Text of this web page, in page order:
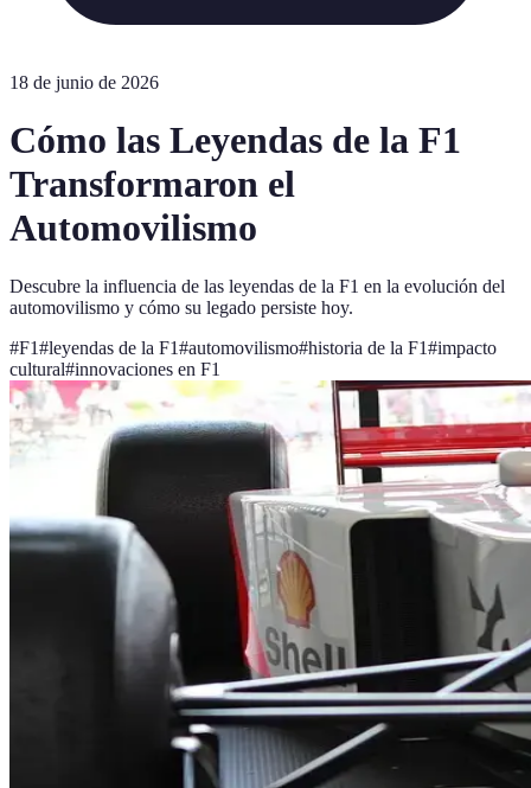
18 de junio de 2026
Cómo las Leyendas de la F1
Transformaron el
Automovilismo
Descubre la influencia de las leyendas de la F1 en la evolución del
automovilismo y cómo su legado persiste hoy.
#F1#leyendas de la F1#automovilismo#historia de la F1#impacto
cultural#innovaciones en F1